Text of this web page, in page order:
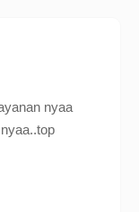
nyaa